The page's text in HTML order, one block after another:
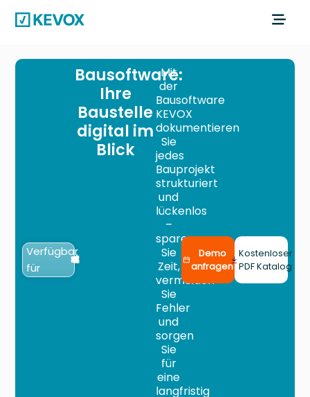
Verfügbar
für
Bausoftware:
Ihre
Baustelle
digital im
Blick
Mit
der
Bausoftware
KEVOX
dokumentieren
Sie
jedes
Bauprojekt
strukturiert
und
lückenlos
–
sparen
Sie
Zeit,
vermeiden
Sie
Fehler
und
sorgen
Sie
für
eine
langfristig
Demo
anfragen
Kostenloser
PDF Katalog